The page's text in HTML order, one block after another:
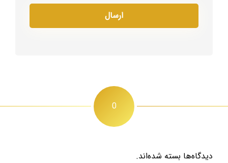
0
دیدگاه‌ها بسته شده‌اند.